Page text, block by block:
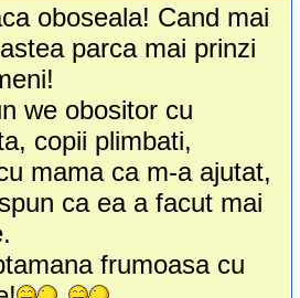
oboseala! Cand mai
parca mai prinzi
we obositor cu
copii plimbati,
mama ca m-a ajutat,
ca ea a facut mai
frumoasa cu